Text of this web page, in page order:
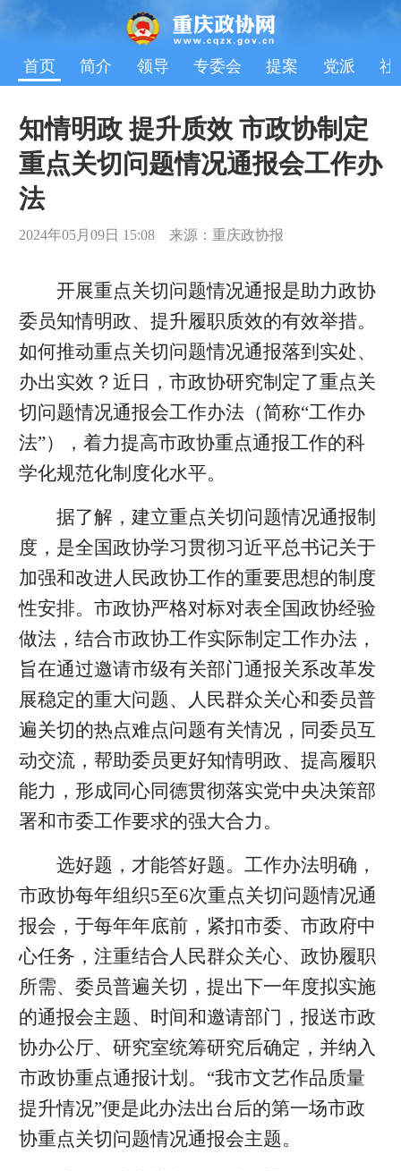
首页 简介 领导 专委会 提案 党派 社
知情明政 提升质效 市政协制定
重点关切问题情况通报会工作办
法
2024年05月09日 15:08 来源：重庆政协报
开展重点关切问题情况通报是助力政协
委员知情明政、提升履职质效的有效举措。
如何推动重点关切问题情况通报落到实处、
办出实效？近日，市政协研究制定了重点关
切问题情况通报会工作办法（简称“工作办
法”），着力提高市政协重点通报工作的科
学化规范化制度化水平。
据了解，建立重点关切问题情况通报制
度，是全国政协学习贯彻习近平总书记关于
加强和改进人民政协工作的重要思想的制度
性安排。市政协严格对标对表全国政协经验
做法，结合市政协工作实际制定工作办法，
旨在通过邀请市级有关部门通报关系改革发
展稳定的重大问题、人民群众关心和委员普
遍关切的热点难点问题有关情况，同委员互
动交流，帮助委员更好知情明政、提高履职
能力，形成同心同德贯彻落实党中央决策部
署和市委工作要求的强大合力。
选好题，才能答好题。工作办法明确，
市政协每年组织5至6次重点关切问题情况通
报会，于每年年底前，紧扣市委、市政府中
心任务，注重结合人民群众关心、政协履职
所需、委员普遍关切，提出下一年度拟实施
的通报会主题、时间和邀请部门，报送市政
协办公厅、研究室统筹研究后确定，并纳入
市政协重点通报计划。“我市文艺作品质量
提升情况”便是此办法出台后的第一场市政
协重点关切问题情况通报会主题。